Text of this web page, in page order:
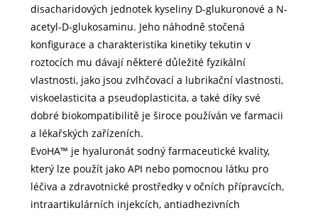
disacharidových jednotek kyseliny D-glukuronové a N-
acetyl-D-glukosaminu. Jeho náhodně stočená
konfigurace a charakteristika kinetiky tekutin v
roztocích mu dávají některé důležité fyzikální
vlastnosti, jako jsou zvlhčovací a lubrikační vlastnosti,
viskoelasticita a pseudoplasticita, a také díky své
dobré biokompatibilitě je široce používán ve farmacii
a lékařských zařízeních.
EvoHA™ je hyaluronát sodný farmaceutické kvality,
který lze použít jako API nebo pomocnou látku pro
léčiva a zdravotnické prostředky v očních přípravcích,
intraartikulárních injekcích, antiadhezivních